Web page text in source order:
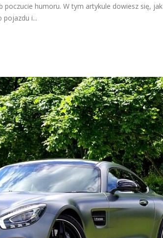
humoru. W tym artykule dowiesz się, jak
pojazdu i...